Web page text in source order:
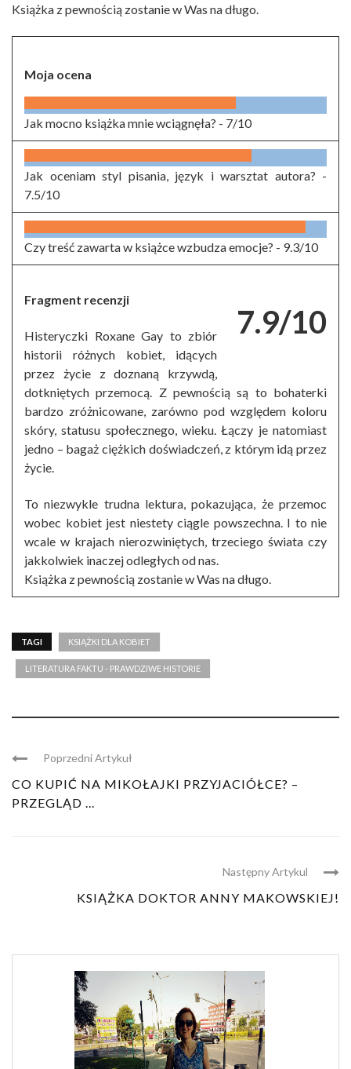
Książka z pewnością zostanie w Was na długo.
Moja ocena
Jak mocno książka mnie wciągnęła? - 7/10
Jak oceniam styl pisania, język i warsztat autora? -
7.5/10
Czy treść zawarta w książce wzbudza emocje? - 9.3/10
7.9/10
Fragment recenzji
Histeryczki Roxane Gay to zbiór
historii różnych kobiet, idących
przez życie z doznaną krzywdą,
dotkniętych przemocą. Z pewnością są to bohaterki
bardzo zróżnicowane, zarówno pod względem koloru
skóry, statusu społecznego, wieku. Łączy je natomiast
jedno – bagaż ciężkich doświadczeń, z którym idą przez
życie.
To niezwykle trudna lektura, pokazująca, że przemoc
wobec kobiet jest niestety ciągle powszechna. I to nie
wcale w krajach nierozwiniętych, trzeciego świata czy
jakkolwiek inaczej odległych od nas.
Książka z pewnością zostanie w Was na długo.
TAGI KSIĄŻKI DLA KOBIET
LITERATURA FAKTU - PRAWDZIWE HISTORIE
Poprzedni Artykuł
CO KUPIĆ NA MIKOŁAJKI PRZYJACIÓŁCE? –
PRZEGLĄD ...
Następny Artykul
KSIĄŻKA DOKTOR ANNY MAKOWSKIEJ!